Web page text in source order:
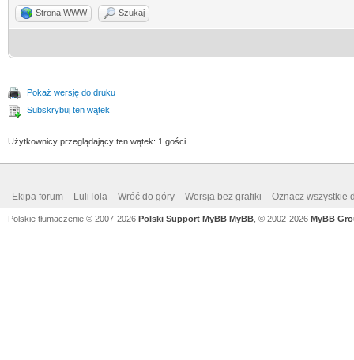
Strona WWW Szukaj
Pokaż wersję do druku
Subskrybuj ten wątek
Użytkownicy przeglądający ten wątek: 1 gości
Ekipa forum LuliTola Wróć do góry Wersja bez grafiki Oznacz wszystkie
Polskie tłumaczenie © 2007-2026 Polski Support MyBB MyBB , © 2002-2026 MyBB